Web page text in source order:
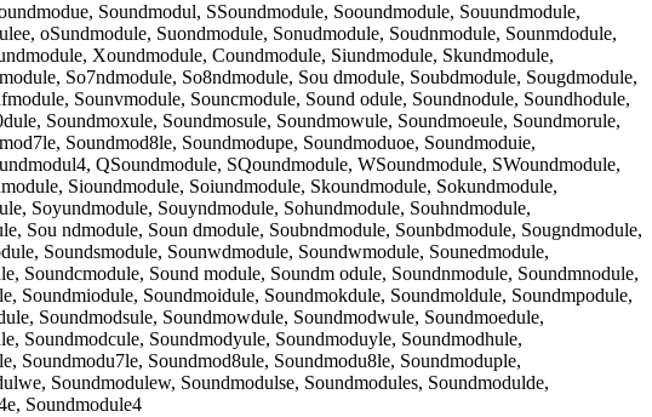
Soundmodul, SSoundmodule, Sooundmodule, Souundmodule,
oSundmodule, Suondmodule, Sonudmodule, Soudnmodule, Sounmdodule,
Xoundmodule, Coundmodule, Siundmodule, Skundmodule,
So7ndmodule, So8ndmodule, Sou dmodule, Soubdmodule, Sougdmodule,
Sounvmodule, Souncmodule, Sound odule, Soundnodule, Soundhodule,
Soundmoxule, Soundmosule, Soundmowule, Soundmoeule, Soundmorule,
Soundmod8le, Soundmodupe, Soundmoduoe, Soundmoduie,
QSoundmodule, SQoundmodule, WSoundmodule, SWoundmodule,
Sioundmodule, Soiundmodule, Skoundmodule, Sokundmodule,
Soyundmodule, Souyndmodule, Sohundmodule, Souhndmodule,
Sou ndmodule, Soun dmodule, Soubndmodule, Sounbdmodule, Sougndmodule,
Soundsmodule, Sounwdmodule, Soundwmodule, Sounedmodule,
Soundcmodule, Sound module, Soundm odule, Soundnmodule, Soundmnodule,
Soundmiodule, Soundmoidule, Soundmokdule, Soundmoldule, Soundmpodule,
Soundmodsule, Soundmowdule, Soundmodwule, Soundmoedule,
Soundmodcule, Soundmodyule, Soundmoduyle, Soundmodhule,
Soundmodu7le, Soundmod8ule, Soundmodu8le, Soundmoduple,
Soundmodulew, Soundmodulse, Soundmodules, Soundmodulde,
Soundmodule4